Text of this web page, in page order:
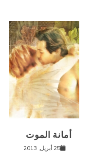
أمانة الموت
25 أبريل, 2013